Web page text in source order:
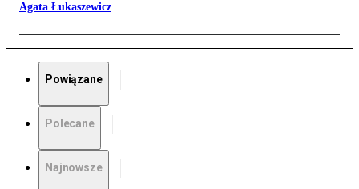
Agata Łukaszewicz
Powiązane
Polecane
Najnowsze